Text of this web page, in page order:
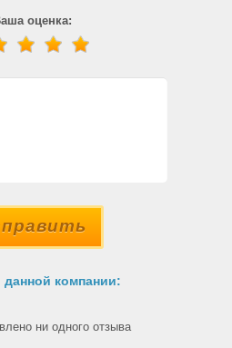
оценка:
компании:
ни одного отзыва